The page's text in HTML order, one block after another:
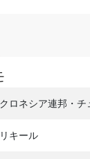
ロネシア連邦・チ
キール